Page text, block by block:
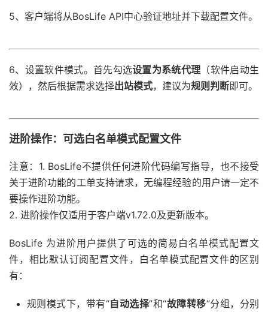
5、客户端将从BosLife API中心验证地址并下载配置文件。
6、设置软件模式。首先勾选设置为系统代理 （软件启动生
效），然后根据需求选择出站模式，建议为规则判断即可。
进阶操作：可选白名单模式配置文件
注意： 1. BosLife不提供任何进阶代码编写指导，也不接受
关于进阶功能的工单支持请求，无编程经验的用户请一定不
要操作进阶功能。
2. 进阶操作仅适用于客户端v1.72.0及更新版本。
BosLife 为进阶用户提供了可选的简易白名单模式配置文
件，相比默认订阅配置文件，白名单模式配置文件的区别
有：
规则模式下，带有“自动选择”和“故障转移”分组，分别